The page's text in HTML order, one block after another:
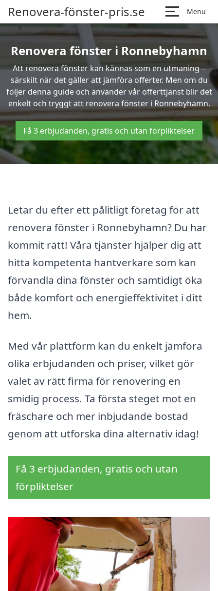
Renovera-fönster-pris.se Menu
Renovera fönster i Ronnebyhamn
Att renovera fönster kan kännas som en utmaning –
särskilt när det gäller att jämföra offerter. Men om du
följer denna guide och använder vår offerttjänst blir det
enkelt och tryggt att renovera fönster i Ronnebyhamn.
Få 3 erbjudanden, gratis och utan förpliktelser
Letar du efter ett pålitligt företag för att
renovera fönster i Ronnebyhamn? Du har
kommit rätt! Våra tjänster hjälper dig att
hitta kompetenta hantverkare som kan
förvandla dina fönster och samtidigt öka
både komfort och energieffektivitet i ditt
hem.
Med vår plattform kan du enkelt jämföra
olika erbjudanden och priser, vilket gör
valet av rätt firma för renovering en
smidig process. Ta första steget mot en
fräschare och mer inbjudande bostad
genom att utforska dina alternativ idag!
Få 3 erbjudanden, gratis och utan
förpliktelser